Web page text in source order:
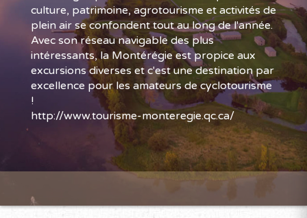
culture, patrimoine, agrotourisme et activités de
plein air se confondent tout au long de l'année.
Avec son réseau navigable des plus
intéressants, la Montérégie est propice aux
excursions diverses et c'est une destination par
excellence pour les amateurs de cyclotourisme
!
http://www.tourisme-monteregie.qc.ca/